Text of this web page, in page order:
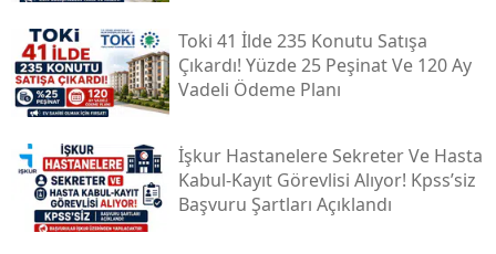
Toki̇ 41 İlde 235 Konutu Satışa
Çıkardı! Yüzde 25 Peşinat Ve 120 Ay
Vadeli Ödeme Planı
İşkur Hastanelere Sekreter Ve Hasta
Kabul-Kayıt Görevlisi Alıyor! Kpss’siz
Başvuru Şartları Açıklandı